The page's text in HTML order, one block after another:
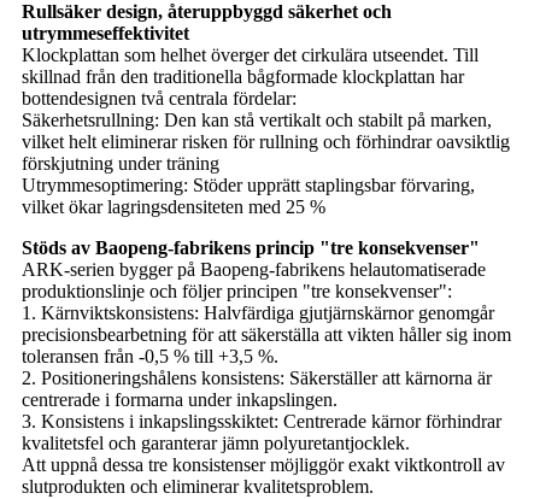
Rullsäker design, återuppbyggd säkerhet och
utrymmeseffektivitet
Klockplattan som helhet överger det cirkulära utseendet. Till
skillnad från den traditionella bågformade klockplattan har
bottendesignen två centrala fördelar:
Säkerhetsrullning: Den kan stå vertikalt och stabilt på marken,
vilket helt eliminerar risken för rullning och förhindrar oavsiktlig
förskjutning under träning
Utrymmesoptimering: Stöder upprätt staplingsbar förvaring,
vilket ökar lagringsdensiteten med 25 %
Stöds av Baopeng-fabrikens princip "tre konsekvenser"
ARK-serien bygger på Baopeng-fabrikens helautomatiserade
produktionslinje och följer principen "tre konsekvenser":
1. Kärnviktskonsistens: Halvfärdiga gjutjärnskärnor genomgår
precisionsbearbetning för att säkerställa att vikten håller sig inom
toleransen från -0,5 % till +3,5 %.
2. Positioneringshålens konsistens: Säkerställer att kärnorna är
centrerade i formarna under inkapslingen.
3. Konsistens i inkapslingsskiktet: Centrerade kärnor förhindrar
kvalitetsfel och garanterar jämn polyuretantjocklek.
Att uppnå dessa tre konsistenser möjliggör exakt viktkontroll av
slutprodukten och eliminerar kvalitetsproblem.